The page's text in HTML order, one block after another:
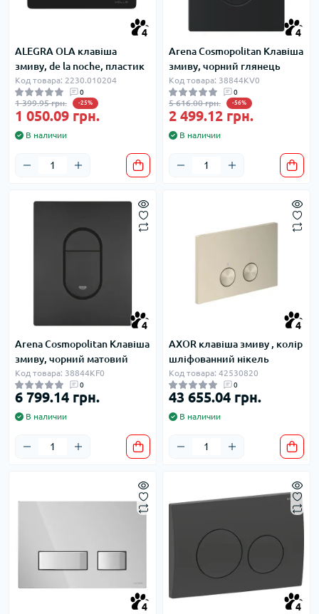
4
ALEGRA OLA клавіша
змиву, de la noche, пластик
Код товара: 2230.010204
0
1 399.95 грн. -25%
1 050.09 грн.
В наличии
4
Arena Cosmopolitan Клавіша
змиву, чорний глянець
Код товара: 38844KV0
0
5 616.00 грн. -56%
2 499.12 грн.
В наличии
4
Arena Cosmopolitan Клавіша
змиву, чорний матовий
Код товара: 38844KF0
0
6 799.14 грн.
В наличии
4
AXOR клавіша змиву , колір
шліфованний нікель
Код товара: 42530820
0
43 655.04 грн.
В наличии
4
4